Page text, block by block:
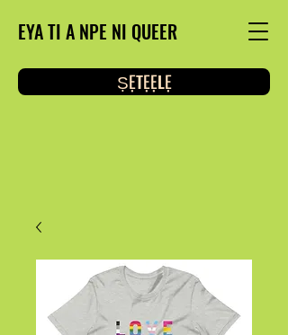
EYA TI A NPE NI QUEER
ṢẸTẸẸLẸ